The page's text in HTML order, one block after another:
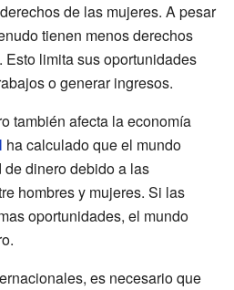
de las mujeres. A pesar
tienen menos derechos
limita sus oportunidades
o generar ingresos.
también afecta la economía
ha calculado que el mundo
dinero debido a las
hombres y mujeres. Si las
oportunidades, el mundo
es necesario que